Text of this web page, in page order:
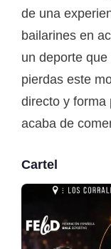
de una
bailarines en
un deporte
pierdas este
directo y forma
acaba de
Cartel